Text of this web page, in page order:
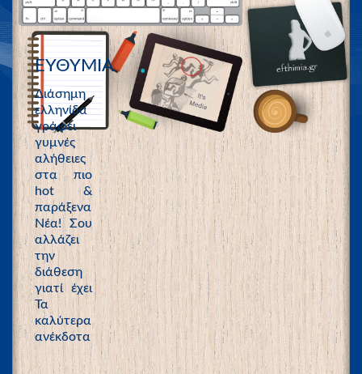
ΕΥΘΥΜΙΑ
Διάσημη
ελληνίδα
γράφει
γυμνές
αλήθειες
στα πιο
hot &
παράξενα
Νέα! Σου
αλλάζει
την
διάθεση
γιατί έχει
Τα
καλύτερα
ανέκδοτα